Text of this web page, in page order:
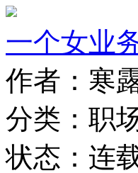
一个女业
作者：寒
分类：职
状态：连